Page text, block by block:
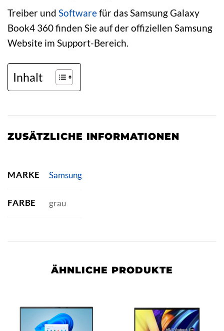
Treiber und Softwarefür das Samsung Galaxy
Book4 360 finden Sie auf der offiziellen Samsung
Website im Support-Bereich.
Inhalt
ZUSÄTZLICHE INFORMATIONEN
MARKE Samsung
FARBE grau
ÄHNLICHE PRODUKTE